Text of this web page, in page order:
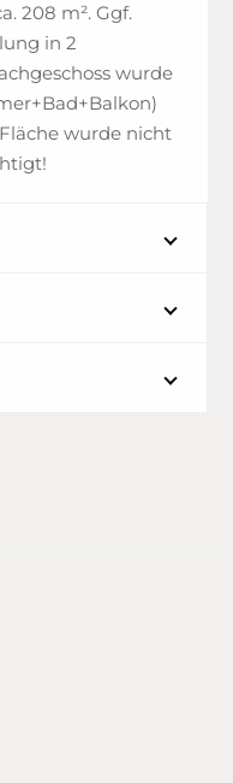
208 m². Ggf.
in 2
wurde
wurde nicht